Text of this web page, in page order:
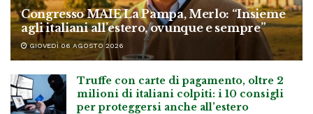
Congresso MAIE La Pampa, Merlo: “Insieme
agli italiani all’estero, ovunque e sempre”
GIOVEDÌ 06 AGOSTO 2026
Truffe con carte di pagamento, oltre 2
milioni di italiani colpiti: i 10 consigli
per proteggersi anche all’estero